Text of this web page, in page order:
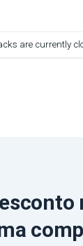
are currently